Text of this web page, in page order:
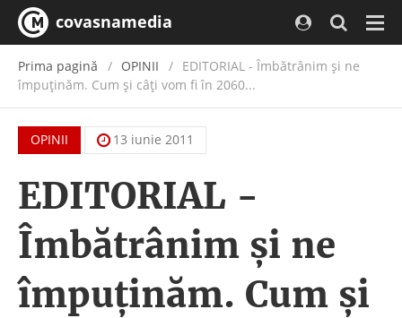
covasnamedia
Prima pagină OPINII
EDITORIAL - Îmbătrânim şi ne
împuţinăm. Cum şi câţi vom fi în 2060...
OPINII 13 iunie 2011
EDITORIAL -
Îmbătrânim şi ne
împuţinăm. Cum şi